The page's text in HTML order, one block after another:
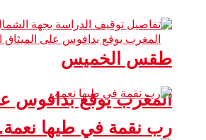
المغرب يوقع بدافوس
طقس الخميس
رب نقمة في طيها